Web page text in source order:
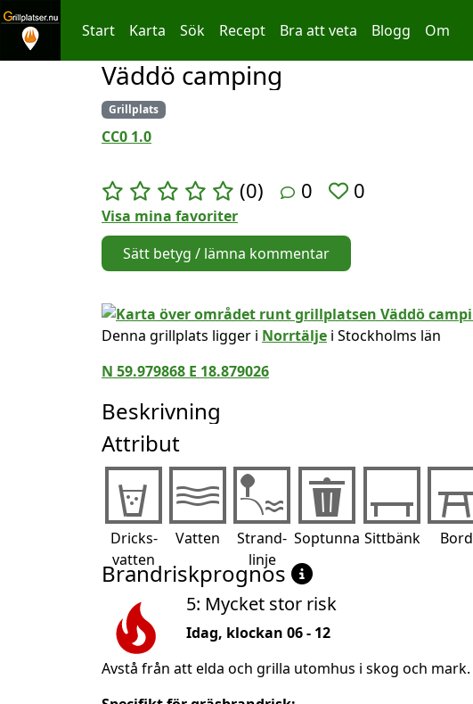
Hoppa till innehållet
Start Karta Sök Recept Bra att veta Blogg Om
Väddö camping
Grillplats
CC0 1.0
(0) 0 0
Visa mina favoriter
Sätt betyg / lämna kommentar
Denna grillplats ligger i Norrtälje i Stockholms län
N 59.979868 E 18.879026
Beskrivning
Attribut
Dricks-
vatten
Vatten
Strand-
linje
Soptunna Sittbänk Bord
Brandriskprognos
5: Mycket stor risk
Idag, klockan 06 - 12
Avstå från att elda och grilla utomhus i skog och mark.